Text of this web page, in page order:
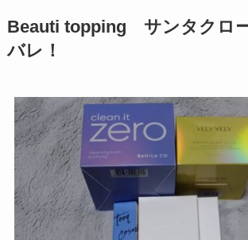
Beauti topping サンタクロ
バレ！